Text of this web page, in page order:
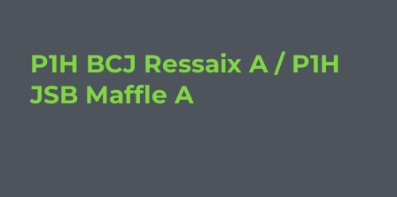
P1H BCJ Ressaix A / P1H
JSB Maffle A